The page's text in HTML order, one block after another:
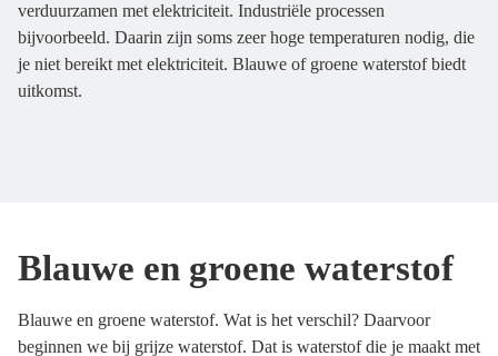
verduurzamen met elektriciteit. Industriële processen
bijvoorbeeld. Daarin zijn soms zeer hoge temperaturen nodig, die
je niet bereikt met elektriciteit. Blauwe of groene waterstof biedt
uitkomst.
Blauwe en groene waterstof
Blauwe en groene waterstof. Wat is het verschil? Daarvoor
beginnen we bij grijze waterstof. Dat is waterstof die je maakt met